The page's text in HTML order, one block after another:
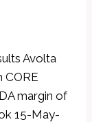
Avolta
CORE
margin of
15-May-